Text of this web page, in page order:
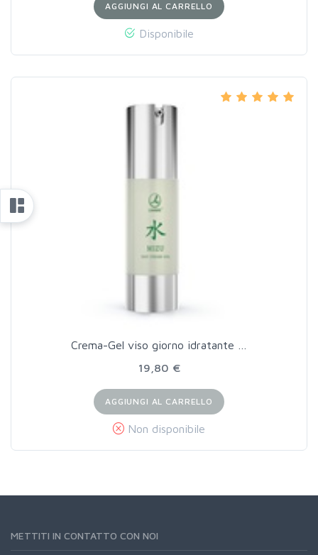
AGGIUNGI AL CARRELLO
Disponibile
Crema-Gel viso giorno idratante …
19,80 €
AGGIUNGI AL CARRELLO
Non disponibile
METTITI IN CONTATTO CON NOI